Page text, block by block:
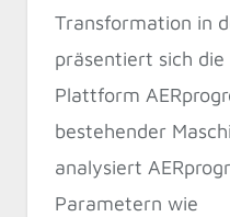
Transformation in
präsentiert sich die
Plattform
bestehender
analysiert
Parametern wie